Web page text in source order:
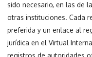
sido necesario, en las de
otras instituciones. Cada
preferida y un enlace al
jurídica en el Virtual
registros de autoridades